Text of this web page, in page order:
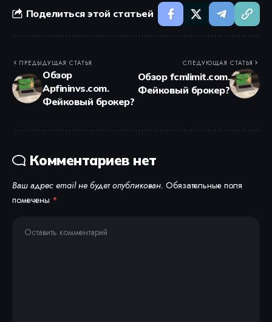
Поделиться этой статьей
ПРЕДЫДУЩАЯ СТАТЬЯ
Обзор
Apfininvs.com.
Фейковый брокер?
СЛЕДУЮЩАЯ СТАТЬЯ
Обзор fcmlimit.com.
Фейковый брокер?
Комментариев нет
Ваш адрес email не будет опубликован. Обязательные поля
помечены *